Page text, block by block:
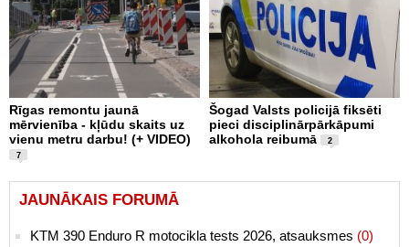
Rīgas remontu jaunā
mērvienība - kļūdu skaits uz
vienu metru darbu! (+ VIDEO)
7
Šogad Valsts policijā fiksēti
pieci disciplinārpārkāpumi
alkohola reibumā
2
JAUNĀKAIS FORUMĀ
KTM 390 Enduro R motocikla tests 2026, atsauksmes (0)